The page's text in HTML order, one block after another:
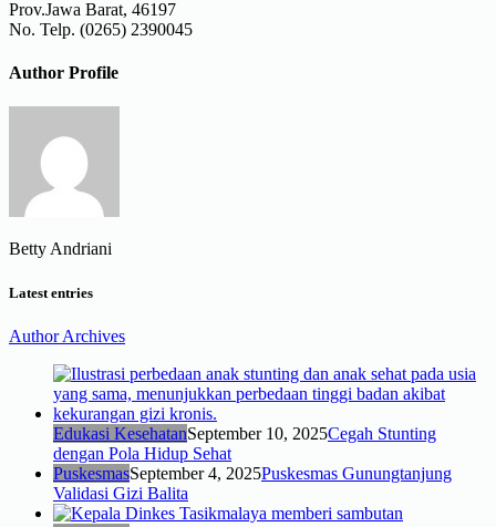
Prov.Jawa Barat, 46197
No. Telp. (0265) 2390045
Author Profile
Betty Andriani
Latest entries
Author Archives
Edukasi KesehatanSeptember 10, 2025Cegah Stunting
dengan Pola Hidup Sehat
PuskesmasSeptember 4, 2025Puskesmas Gunungtanjung
Validasi Gizi Balita